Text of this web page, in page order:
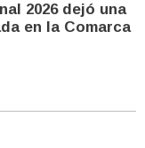
2026 dejó una
en la Comarca